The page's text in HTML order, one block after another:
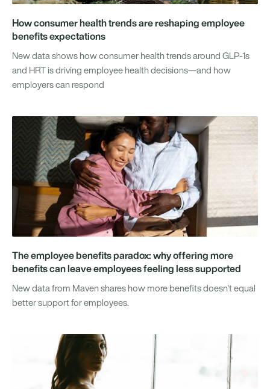
How consumer health trends are reshaping employee
benefits expectations
New data shows how consumer health trends around GLP-1s
and HRT is driving employee health decisions—and how
employers can respond
The employee benefits paradox: why offering more
benefits can leave employees feeling less supported
New data from Maven shares how more benefits doesn't equal
better support for employees.